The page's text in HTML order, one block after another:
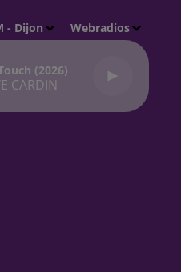
- Dijon Webradios
(2026)
CARDIN